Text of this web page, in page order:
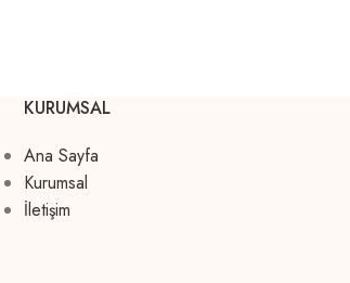
KURUMSAL
Ana Sayfa
Kurumsal
İletişim